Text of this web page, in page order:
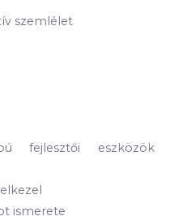
szemlélet
fejlesztői eszközök
ismerete